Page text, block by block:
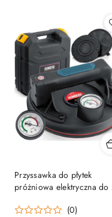
Przyssawka do płytek
próżniowa elektryczna do
(0)